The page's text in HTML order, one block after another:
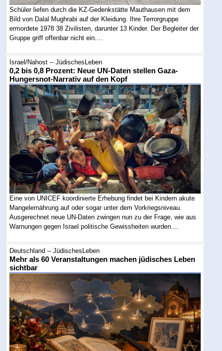
Schüler liefen durch die KZ-Gedenkstätte Mauthausen mit dem
Bild von Dalal Mughrabi auf der Kleidung. Ihre Terrorgruppe
ermordete 1978 38 Zivilisten, darunter 13 Kinder. Der Begleiter der
Gruppe griff offenbar nicht ein....
Israel/Nahost -- JüdischesLeben
0,2 bis 0,8 Prozent: Neue UN-Daten stellen Gaza-
Hungersnot-Narrativ auf den Kopf
Eine von UNICEF koordinierte Erhebung findet bei Kindern akute
Mangelernährung auf oder sogar unter dem Vorkriegsniveau.
Ausgerechnet neue UN-Daten zwingen nun zu der Frage, wie aus
Warnungen gegen Israel politische Gewissheiten wurden....
Deutschland -- JüdischesLeben
Mehr als 60 Veranstaltungen machen jüdisches Leben
sichtbar